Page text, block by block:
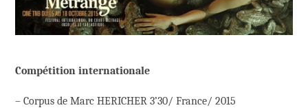
Compétition internationale
– Corpus de Marc HERICHER 3’30/ France/ 2015